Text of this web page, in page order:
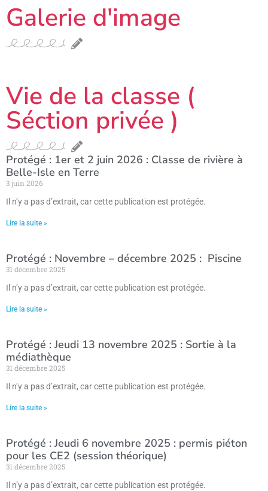
Galerie d'image
Vie de la classe (
Séction privée )
Protégé : 1er et 2 juin 2026 : Classe de rivière à
Belle-Isle en Terre
3 juin 2026
Il n’y a pas d’extrait, car cette publication est protégée.
Lire la suite »
Protégé : Novembre – décembre 2025 : Piscine
31 décembre 2025
Il n’y a pas d’extrait, car cette publication est protégée.
Lire la suite »
Protégé : Jeudi 13 novembre 2025 : Sortie à la
médiathèque
31 décembre 2025
Il n’y a pas d’extrait, car cette publication est protégée.
Lire la suite »
Protégé : Jeudi 6 novembre 2025 : permis piéton
pour les CE2 (session théorique)
31 décembre 2025
Il n’y a pas d’extrait, car cette publication est protégée.